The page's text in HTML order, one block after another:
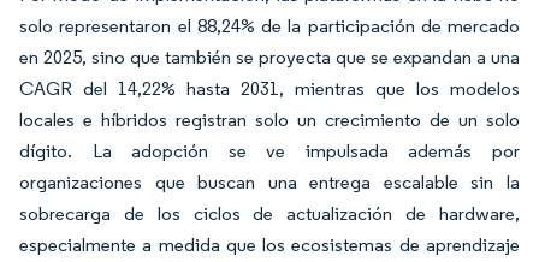
solo representaron el 88,24% de la participación de mercado
en 2025, sino que también se proyecta que se expandan a una
CAGR del 14,22% hasta 2031, mientras que los modelos
locales e híbridos registran solo un crecimiento de un solo
dígito. La adopción se ve impulsada además por
organizaciones que buscan una entrega escalable sin la
sobrecarga de los ciclos de actualización de hardware,
especialmente a medida que los ecosistemas de aprendizaje